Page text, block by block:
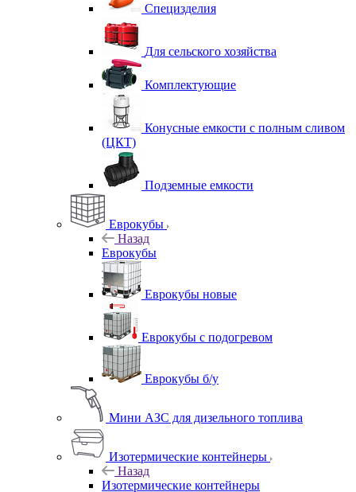
Специзделия
Для сельского хозяйства
Комплектующие
Конусные емкости с полным сливом
(ЦКТ)
Подземные емкости
Еврокубы
Назад
Еврокубы
Еврокубы новые
Еврокубы с подогревом
Еврокубы б/у
Мини АЗС для дизельного топлива
Изотермические контейнеры
Назад
Изотермические контейнеры